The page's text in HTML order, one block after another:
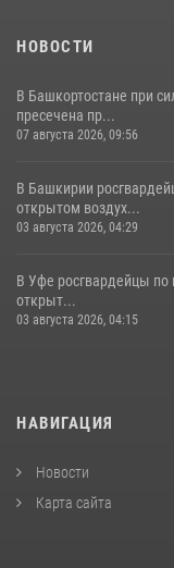
НОВОСТИ
В Башкортостане при
пресечена пр...
07 августа 2026, 09:56
В Башкирии
открытом воздух...
03 августа 2026, 04:29
В Уфе росгвардейцы по
открыт...
03 августа 2026, 04:15
НАВИГАЦИЯ
Новости
Карта сайта